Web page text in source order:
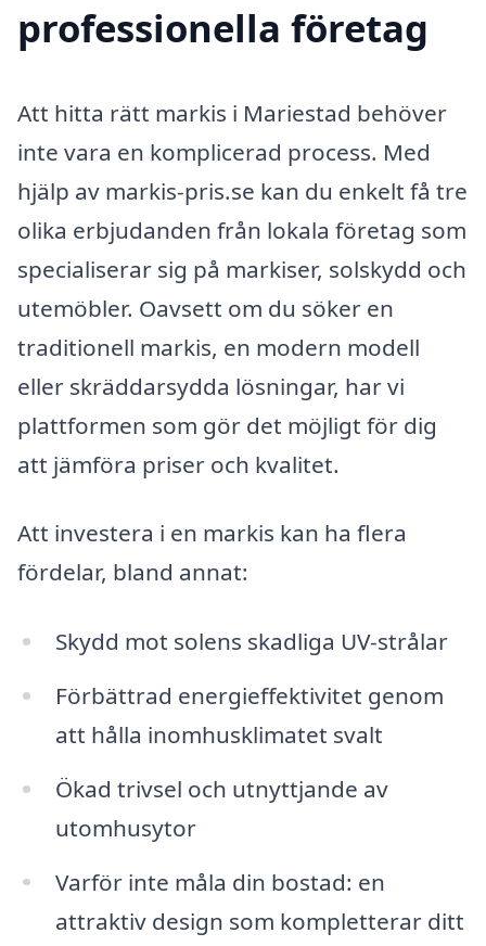
professionella företag
Att hitta rätt markis i Mariestad behöver
inte vara en komplicerad process. Med
hjälp av markis-pris.se kan du enkelt få tre
olika erbjudanden från lokala företag som
specialiserar sig på markiser, solskydd och
utemöbler. Oavsett om du söker en
traditionell markis, en modern modell
eller skräddarsydda lösningar, har vi
plattformen som gör det möjligt för dig
att jämföra priser och kvalitet.
Att investera i en markis kan ha flera
fördelar, bland annat:
Skydd mot solens skadliga UV-strålar
Förbättrad energieffektivitet genom
att hålla inomhusklimatet svalt
Ökad trivsel och utnyttjande av
utomhusytor
Varför inte måla din bostad: en
attraktiv design som kompletterar ditt